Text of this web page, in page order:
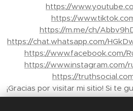
https://
https://
https://m.me/ch/
https://chat.whatsapp.com/
https://www.facebook.com/
https://www.instagram.com/
https://
¡Gracias por visitar mi sitio! Si te
trabajo, puedes enviar propinas